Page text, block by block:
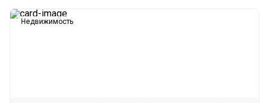
Недвижимость